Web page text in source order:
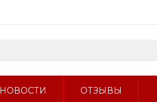
НОВОСТИ ОТЗЫВЫ